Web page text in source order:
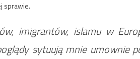
sprawie.
imigrantów, islamu w
sytuują mnie umownie